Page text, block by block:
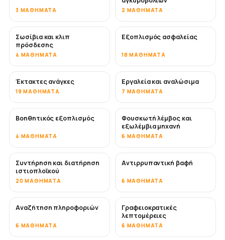
3 ΜΑΘΉΜΑΤΑ 2 ΜΑΘΉΜΑΤΑ
Σωσίβια και κλιπ
πρόσδεσης
4 ΜΑΘΉΜΑΤΑ
Εξοπλισμός ασφαλείας
18 ΜΑΘΉΜΑΤΑ
Έκτακτες ανάγκες
19 ΜΑΘΉΜΑΤΑ
Εργαλεία και αναλώσιμα
7 ΜΑΘΉΜΑΤΑ
Βοηθητικός εξοπλισμός
4 ΜΑΘΉΜΑΤΑ
Φουσκωτή λέμβος και
εξωλέμβια μηχανή
6 ΜΑΘΉΜΑΤΑ
Συντήρηση και διατήρηση
ιστιοπλοϊκού
20 ΜΑΘΉΜΑΤΑ
ΣΎΝΤΟΜΑ
Αντιρρυπαντική βαφή
6 ΜΑΘΉΜΑΤΑ
Αναζήτηση πληροφοριών
6 ΜΑΘΉΜΑΤΑ
Γραφειοκρατικές
λεπτομέρειες
6 ΜΑΘΉΜΑΤΑ